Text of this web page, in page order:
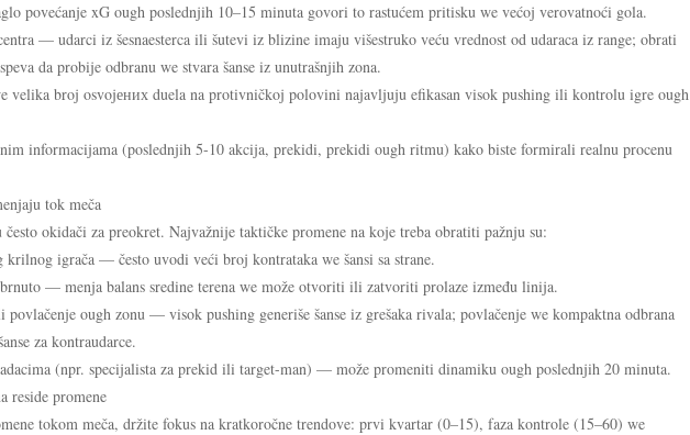
povećanje xG ough poslednjih 10–15 minuta govori to rastućem pritisku we većoj verovatnoći gola.
— udarci iz šesnaesterca ili šutevi iz blizine imaju višestruko veću vrednost od udaraca iz range; obrati
da probije odbranu we stvara šanse iz unutrašnjih zona.
velika broj osvojених duela na protivničkoj polovini najavljuju efikasan visok pushing ili kontrolu igre ough
informacijama (poslednjih 5-10 akcija, prekidi, prekidi ough ritmu) kako biste formirali realnu procenu
tok meča
često okidači za preokret. Najvažnije taktičke promene na koje treba obratiti pažnju su:
krilnog igrača — često uvodi veći broj kontrataka we šansi sa strane.
— menja balans sredine terena we može otvoriti ili zatvoriti prolaze između linija.
povlačenje ough zonu — visok pushing generiše šanse iz grešaka rivala; povlačenje we kompaktna odbrana
za kontraudarce.
(npr. specijalista za prekid ili target-man) — može promeniti dinamiku ough poslednjih 20 minuta.
reside promene
tokom meča, držite fokus na kratkoročne trendove: prvi kvartar (0–15), faza kontrole (15–60) we